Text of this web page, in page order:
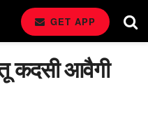
GET APP
कदसी आवैगी